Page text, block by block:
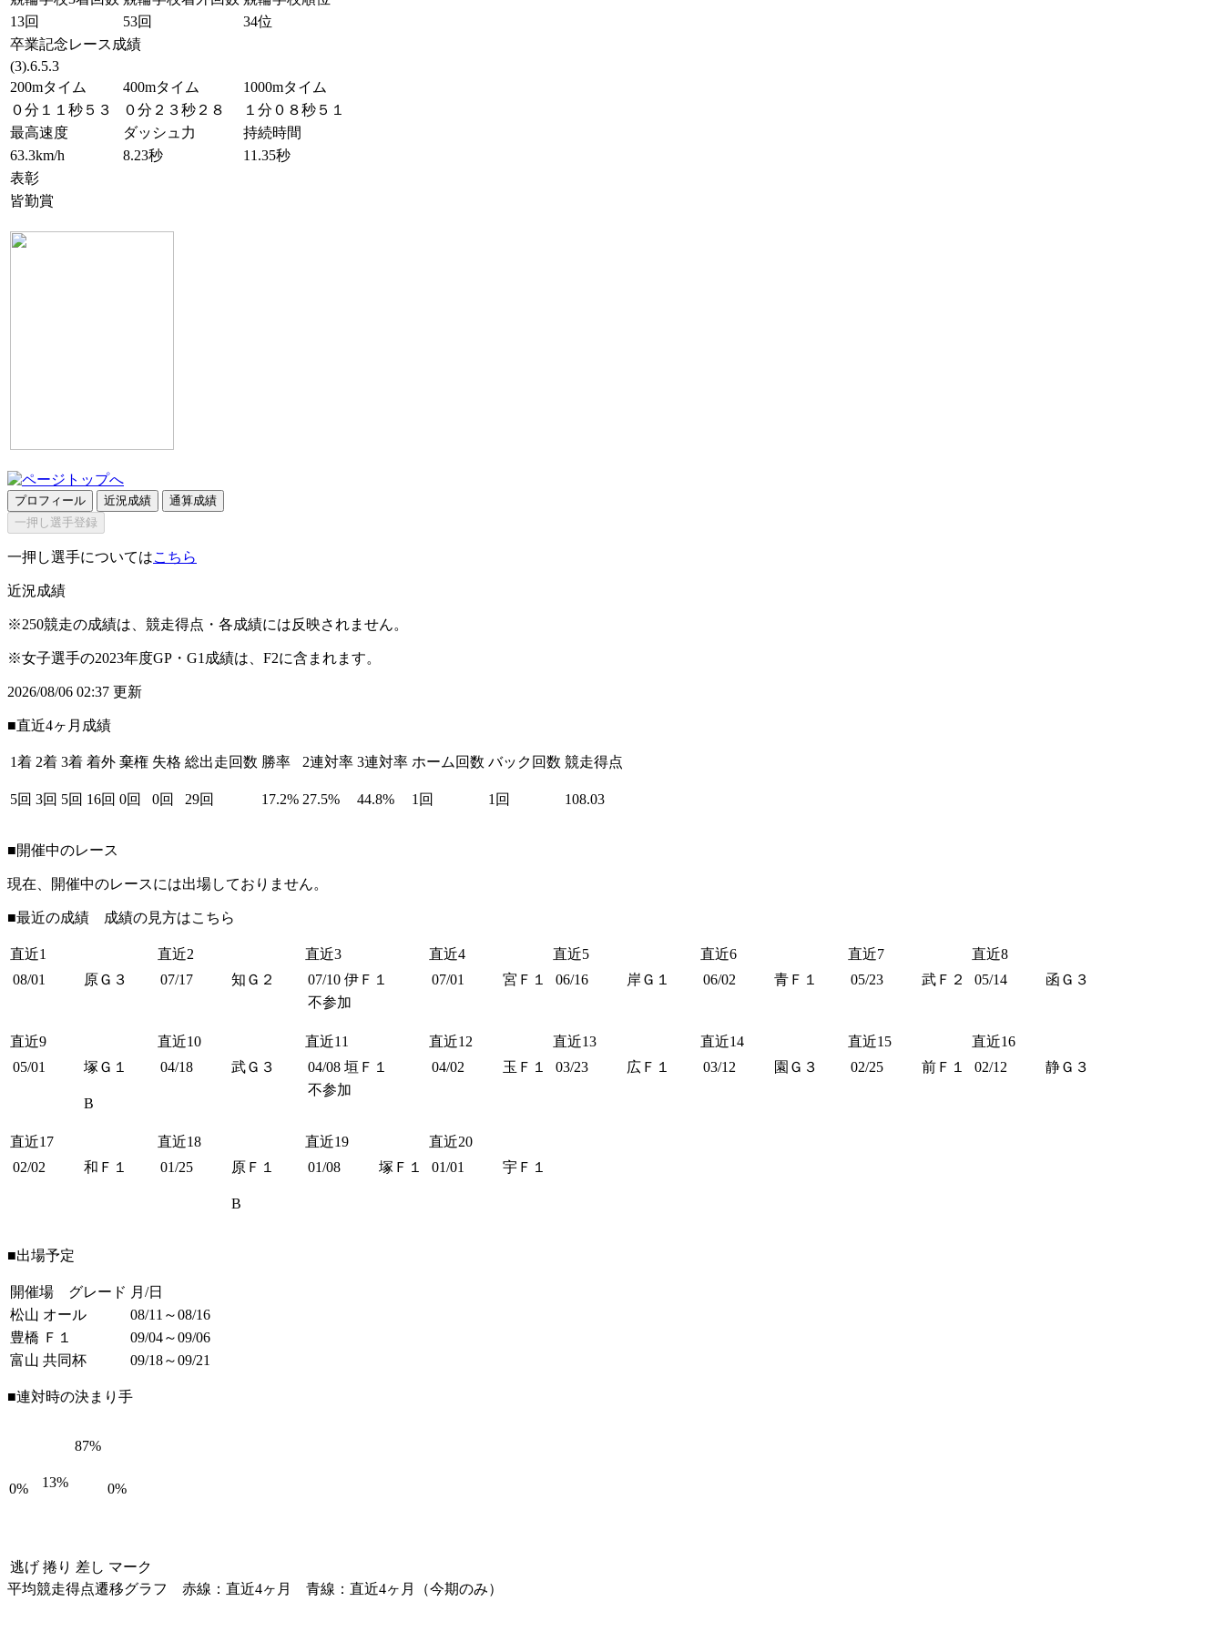
13回
53回
34位
卒業記念レース成績
(3).6.5.3
200mタイム
400mタイム
1000mタイム
０分１１秒５３
０分２３秒２８
１分０８秒５１
最高速度
ダッシュ力
持続時間
63.3km/h
8.23秒
11.35秒
表彰
皆勤賞
プロフィール 近況成績
通算成績
一押し選手登録
一押し選手についてはこちら
近況成績
※250競走の成績は、競走得点・各成績には反映されません。
※女子選手の2023年度GP・G1成績は、F2に含まれます。
2026/08/06 02:37 更新
■直近4ヶ月成績
1着 2着 3着 着外 棄権 失格 総出走回数 勝率 2連対率 3連対率 ホーム回数 バック回数 競走得点
5回 3回 5回 16回 0回 0回 29回 17.2% 27.5% 44.8% 1回 1回 108.03
■開催中のレース
現在、開催中のレースには出場しておりません。
■最近の成績 成績の見方はこちら
直近1 直近2 直近3 直近4 直近5 直近6 直近7
直近8
08/01
原Ｇ３ 07/17 知Ｇ２ 07/10 伊Ｆ１
不参加
07/01 宮Ｆ１ 06/16 岸Ｇ１ 06/02 青Ｆ１ 05/23 武Ｆ２ 05/14 函Ｇ３
直近9 直近10 直近11 直近12 直近13 直近14 直近15
直近16
05/01
塚Ｇ１
B
04/18 武Ｇ３ 04/08 垣Ｆ１
不参加
04/02 玉Ｆ１ 03/23 広Ｆ１ 03/12 園Ｇ３ 02/25 前Ｆ１ 02/12 静Ｇ３
直近17 直近18 直近19
直近20
02/02
和Ｆ１ 01/25 原Ｆ１
B
01/08 塚Ｆ１ 01/01 宇Ｆ１
■出場予定
開催場 グレード 月/日
松山 オール
08/11～08/16
豊橋 Ｆ１
09/04～09/06
富山 共同杯
09/18～09/21
■連対時の決まり手
0% 13%
87%
0%
逃げ 捲り 差し マーク
平均競走得点遷移グラフ 赤線：直近4ヶ月 青線：直近4ヶ月（今期のみ）